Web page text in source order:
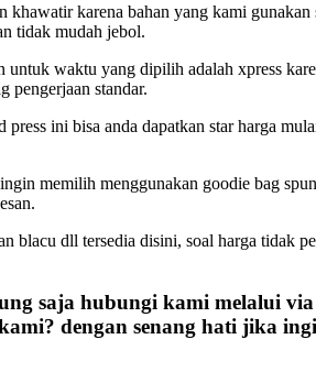
karena bahan yang kami gunakan
tidak mudah jebol.
untuk waktu yang dipilih adalah xpress
pengerjaan standar.
ini bisa anda dapatkan star harga
memilih menggunakan goodie bag
blacu dll tersedia disini, soal harga tidak
saja hubungi kami melalui via
dengan senang hati jika